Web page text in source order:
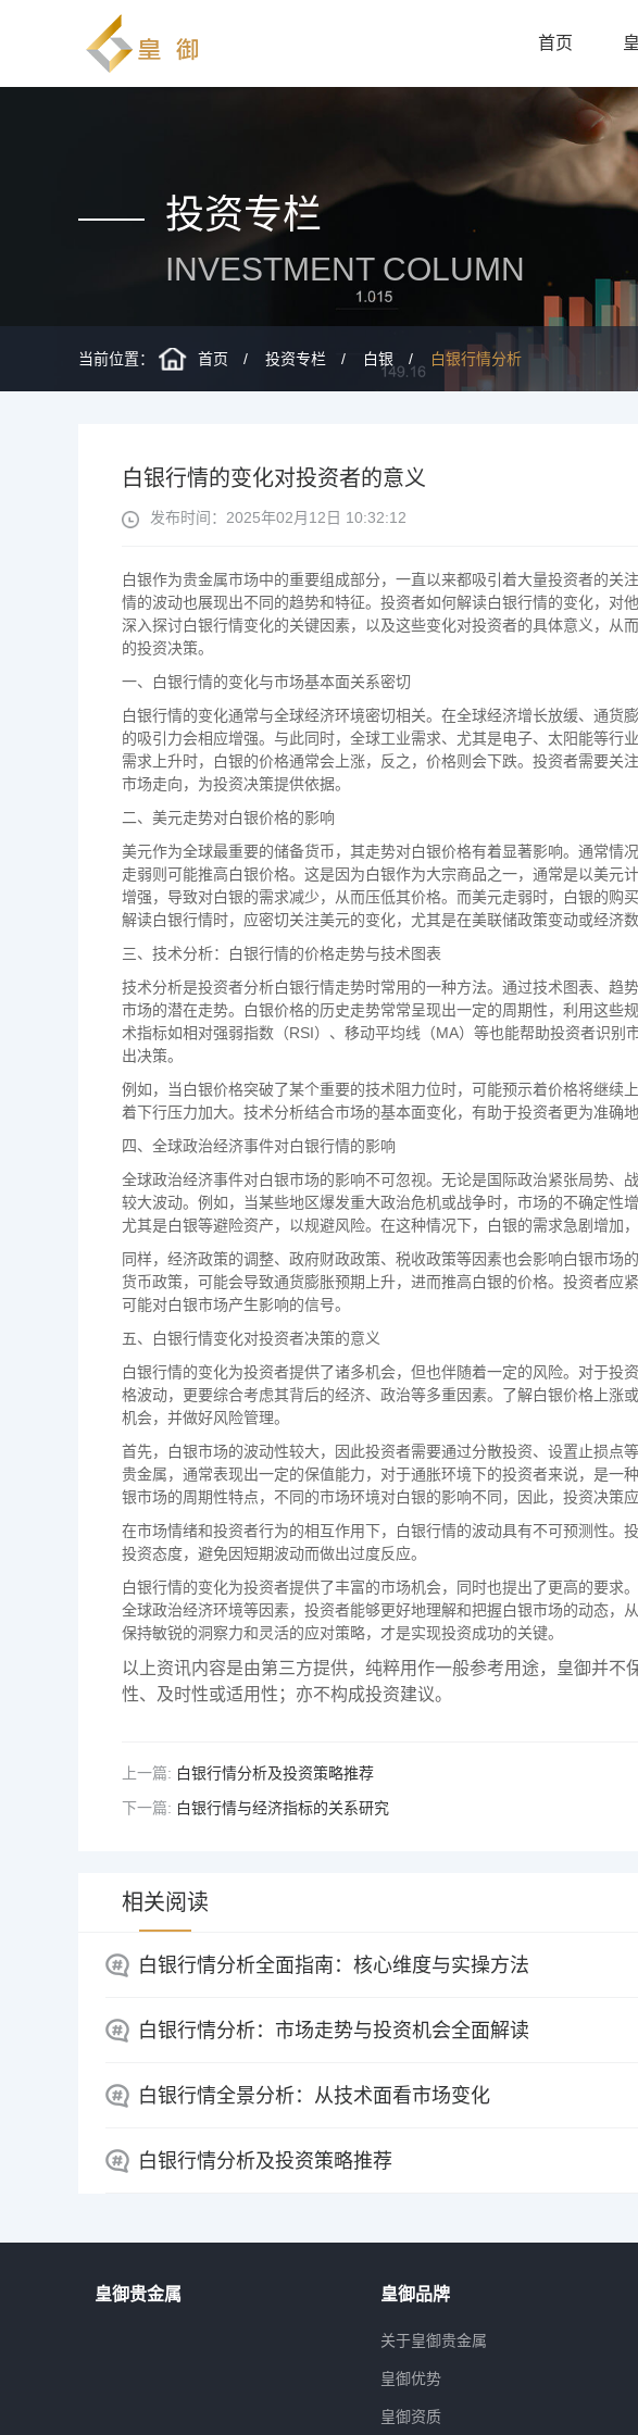
首页
投资专栏
INVESTMENT COLUMN
当前位置： 首页 投资专栏 白银 白银行情分析
白银行情的变化对投资者的意义
发布时间：2025年02月12日 10:32:12
白银作为贵金属市场中的重要组成部分，一直以来都吸引着大量投资者的关
情的波动也展现出不同的趋势和特征。投资者如何解读白银行情的变化，对
深入探讨白银行情变化的关键因素，以及这些变化对投资者的具体意义，从
的投资决策。
一、白银行情的变化与市场基本面关系密切
白银行情的变化通常与全球经济环境密切相关。在全球经济增长放缓、通货
的吸引力会相应增强。与此同时，全球工业需求、尤其是电子、太阳能等行
需求上升时，白银的价格通常会上涨，反之，价格则会下跌。投资者需要关
市场走向，为投资决策提供依据。
二、美元走势对白银价格的影响
美元作为全球最重要的储备货币，其走势对白银价格有着显著影响。通常情
走弱则可能推高白银价格。这是因为白银作为大宗商品之一，通常是以美元
增强，导致对白银的需求减少，从而压低其价格。而美元走弱时，白银的购
解读白银行情时，应密切关注美元的变化，尤其是在美联储政策变动或经济数
三、技术分析：白银行情的价格走势与技术图表
技术分析是投资者分析白银行情走势时常用的一种方法。通过技术图表、趋
市场的潜在走势。白银价格的历史走势常常呈现出一定的周期性，利用这些
术指标如相对强弱指数（RSI）、移动平均线（MA）等也能帮助投资者识别
出决策。
例如，当白银价格突破了某个重要的技术阻力位时，可能预示着价格将继续
着下行压力加大。技术分析结合市场的基本面变化，有助于投资者更为准确
四、全球政治经济事件对白银行情的影响
全球政治经济事件对白银市场的影响不可忽视。无论是国际政治紧张局势、
较大波动。例如，当某些地区爆发重大政治危机或战争时，市场的不确定性
尤其是白银等避险资产，以规避风险。在这种情况下，白银的需求急剧增加，
同样，经济政策的调整、政府财政政策、税收政策等因素也会影响白银市场
货币政策，可能会导致通货膨胀预期上升，进而推高白银的价格。投资者应
可能对白银市场产生影响的信号。
五、白银行情变化对投资者决策的意义
白银行情的变化为投资者提供了诸多机会，但也伴随着一定的风险。对于投
格波动，更要综合考虑其背后的经济、政治等多重因素。了解白银价格上涨
机会，并做好风险管理。
首先，白银市场的波动性较大，因此投资者需要通过分散投资、设置止损点
贵金属，通常表现出一定的保值能力，对于通胀环境下的投资者来说，是一
银市场的周期性特点，不同的市场环境对白银的影响不同，因此，投资决策
在市场情绪和投资者行为的相互作用下，白银行情的波动具有不可预测性。
投资态度，避免因短期波动而做出过度反应。
白银行情的变化为投资者提供了丰富的市场机会，同时也提出了更高的要求
全球政治经济环境等因素，投资者能够更好地理解和把握白银市场的动态，
保持敏锐的洞察力和灵活的应对策略，才是实现投资成功的关键。
以上资讯内容是由第三方提供，纯粹用作一般参考用途，皇御并不
性、及时性或适用性；亦不构成投资建议。
上一篇: 白银行情分析及投资策略推荐
下一篇: 白银行情与经济指标的关系研究
相关阅读
白银行情分析全面指南：核心维度与实操方法
白银行情分析：市场走势与投资机会全面解读
白银行情全景分析：从技术面看市场变化
白银行情分析及投资策略推荐
皇御贵金属 皇御品牌
关于皇御贵金属
皇御优势
皇御资质